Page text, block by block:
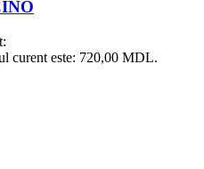
curent este: 720,00 MDL.